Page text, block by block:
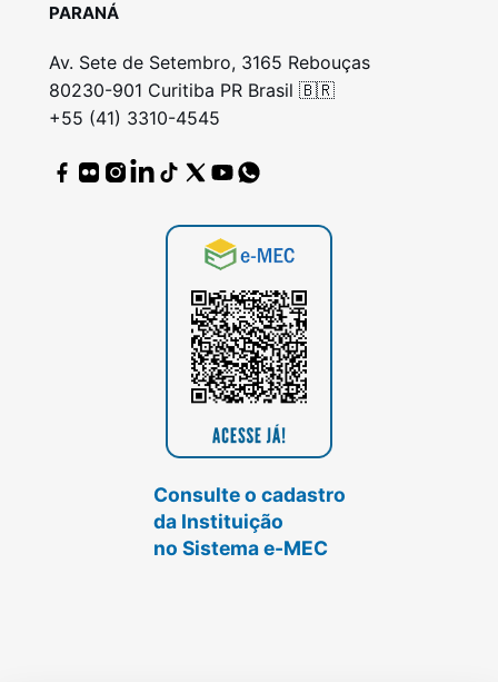
PARANÁ
Av. Sete de Setembro, 3165 Rebouças
80230-901 Curitiba PR Brasil 🇧🇷
+55 (41) 3310-4545
Consulte o cadastro
da Instituição
no Sistema e-MEC